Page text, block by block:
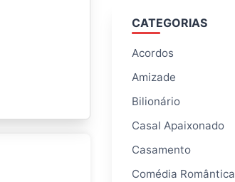
CATEGORIAS
Acordos
Amizade
Bilionário
Casal Apaixonado
Casamento
Comédia Romântica